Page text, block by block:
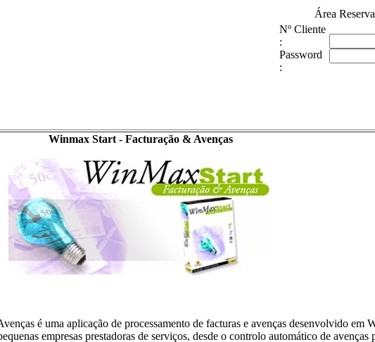
Área
Nº Cliente
:
Password
:
Winmax Start - Facturação & Avenças
é uma aplicação de processamento de facturas e avenças desenvolvido em
empresas prestadoras de serviços, desde o controlo automático de avenças